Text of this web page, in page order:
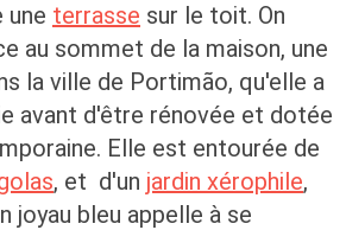
une terrasse sur le toit. On
au sommet de la maison, une
la ville de Portimão, qu'elle a
avant d'être rénovée et dotée
Elle est entourée de
, et d'un jardin xérophile,
joyau bleu appelle à se